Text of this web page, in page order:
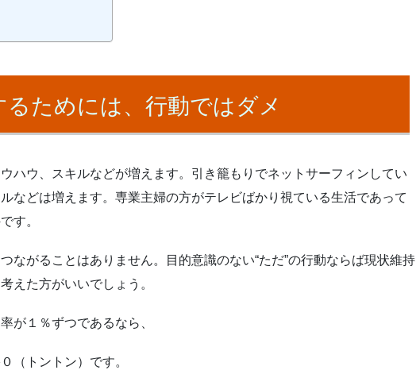
るためには、行動ではダメ
ハウ、スキルなどが増えます。引き籠もりでネットサーフィンしてい
などは増えます。専業主婦の方がテレビばかり視ている生活であって
す。
ながることはありません。目的意識のない“ただ”の行動ならば現状維持
えた方がいいでしょう。
が１％ずつであるなら、
（トントン）です。